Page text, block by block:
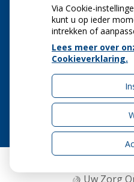
Tanden bleken? Laat
Gezond tandvlees: de
mond
Naar de tandarts in
hoede!
Uw Zorg
Via Cookie-
kunt u op ieder
intrekken of
Lees meer over
Cookieverklaring.